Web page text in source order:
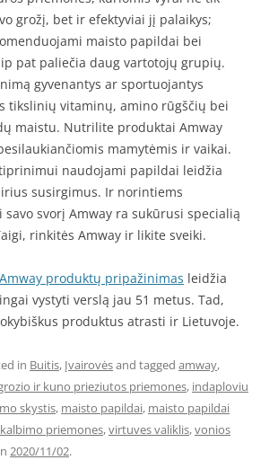
grožį, bet ir efektyviai jį palaikys;
maisto papildai bei
pat paliečia daug vartotojų grupių.
gyvenantys ar sportuojantys
tikslinių vitaminų, amino rūgščių bei
maistu. Nutrilite produktai Amway
mamytėmis ir vaikai.
naudojami papildai leidžia
susirgimus. Ir norintiems
svorį Amway ra sukūrusi specialią
rinkitės Amway ir likite sveiki.
produktų pripažinimas leidžia
vystyti verslą jau 51 metus. Tad,
produktus atrasti ir Lietuvoje.
in Buitis, Įvairovėsand tagged amway,
ir kuno prieziutos priemones, indaploviu
skystis, maisto papildai, maisto papildai
priemones,virtuves valiklis,vonios
2020/11/02.